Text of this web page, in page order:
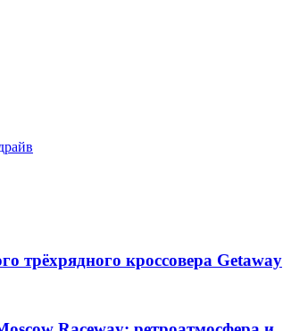
трёхрядного кроссовера Getaway